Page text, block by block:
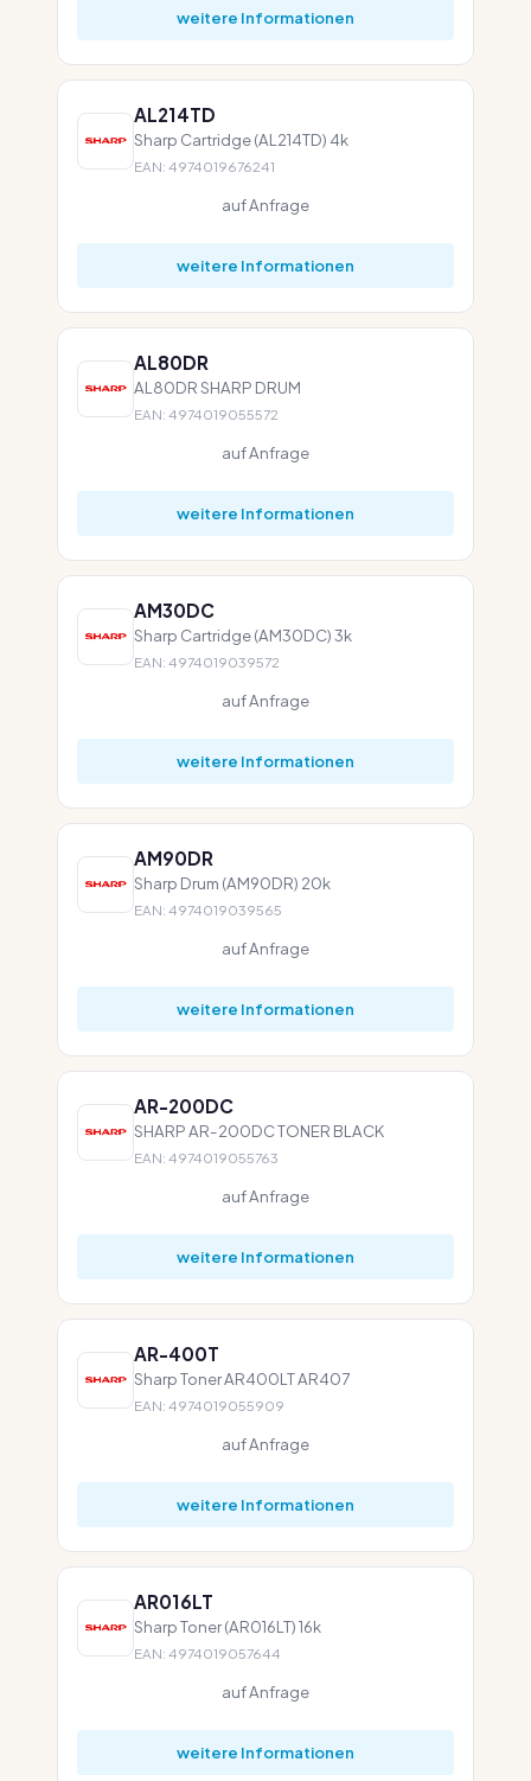
weitere Informationen
AL214TD
Sharp Cartridge (AL214TD) 4k
EAN: 4974019676241
auf Anfrage
weitere Informationen
AL80DR
AL80DR SHARP DRUM
EAN: 4974019055572
auf Anfrage
weitere Informationen
AM30DC
Sharp Cartridge (AM30DC) 3k
EAN: 4974019039572
auf Anfrage
weitere Informationen
AM90DR
Sharp Drum (AM90DR) 20k
EAN: 4974019039565
auf Anfrage
weitere Informationen
AR-200DC
SHARP AR-200DC TONER BLACK
EAN: 4974019055763
auf Anfrage
weitere Informationen
AR-400T
Sharp Toner AR400LT AR407
EAN: 4974019055909
auf Anfrage
weitere Informationen
AR016LT
Sharp Toner (AR016LT) 16k
EAN: 4974019057644
auf Anfrage
weitere Informationen